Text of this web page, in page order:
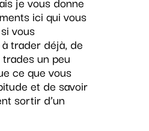
ici qui vous
vous
trader déjà, de
un peu
ce que vous
et de savoir
sortir d’un